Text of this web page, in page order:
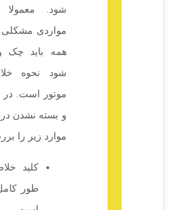
شود. معمولا در چنین
مواردی مشکلی که اول از
همه باید چک و برطرف
شود نحوه خلاص کردن
موتور است. در صورت باز
و بسته نشدن درب پارکینگ
موارد زیر را بررسی کنید.
کلید خلاص کن به
طور کامل برنگشته